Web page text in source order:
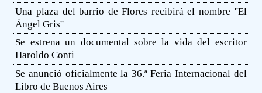
Una plaza del barrio de Flores recibirá el nombre ''El
Ángel Gris''
Se estrena un documental sobre la vida del escritor
Haroldo Conti
Se anunció oficialmente la 36.ª Feria Internacional del
Libro de Buenos Aires